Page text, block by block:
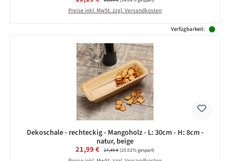
Preise inkl. MwSt. zzgl. Versandkosten
Verfügbarkeit:
Dekoschale - rechteckig - Mangoholz - L: 30cm - H: 8cm -
natur, beige
Verkaufspreis:
21,99 € Regulärer Preis:
27,49 €(20.01% gespart)